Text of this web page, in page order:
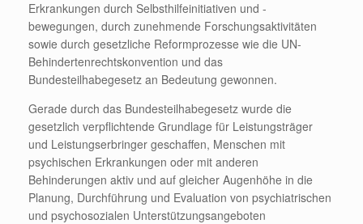
Erkrankungen durch Selbsthilfeinitiativen und -
bewegungen, durch zunehmende Forschungsaktivitäten
sowie durch gesetzliche Reformprozesse wie die UN-
Behindertenrechtskonvention und das
Bundesteilhabegesetz an Bedeutung gewonnen.
Gerade durch das Bundesteilhabegesetz wurde die
gesetzlich verpflichtende Grundlage für Leistungsträger
und Leistungserbringer geschaffen, Menschen mit
psychischen Erkrankungen oder mit anderen
Behinderungen aktiv und auf gleicher Augenhöhe in die
Planung, Durchführung und Evaluation von psychiatrischen
und psychosozialen Unterstützungsangeboten